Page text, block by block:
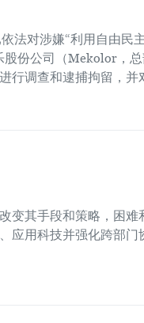
法对涉嫌“利用自由民
股份公司（Mekolor，
行调查和逮捕拘留，并
变其手段和策略，困难
应用科技并强化跨部门